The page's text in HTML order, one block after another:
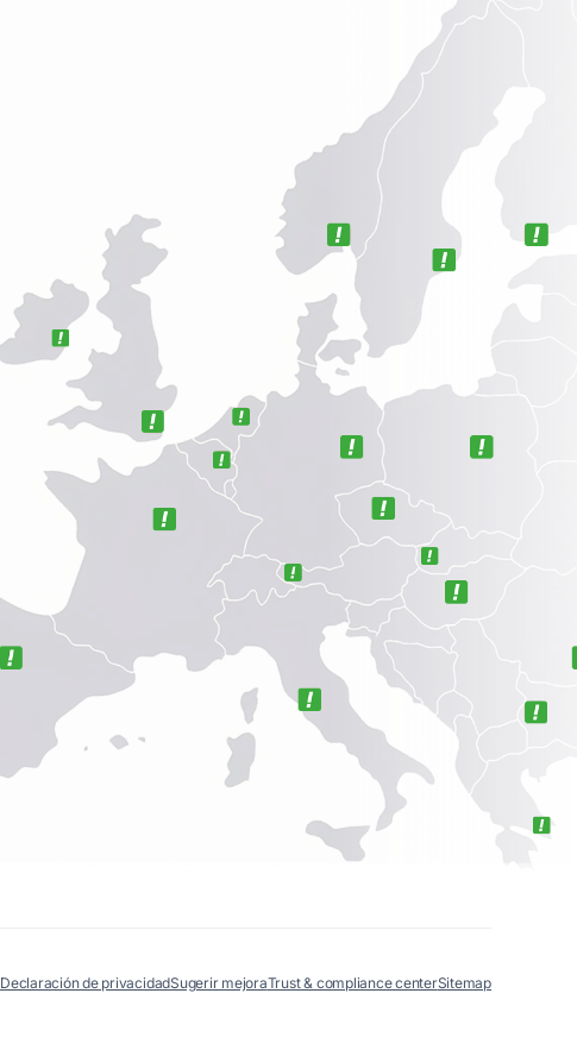
Declaración de privacidadSugerir mejoraTrust & compliance centerSitemap